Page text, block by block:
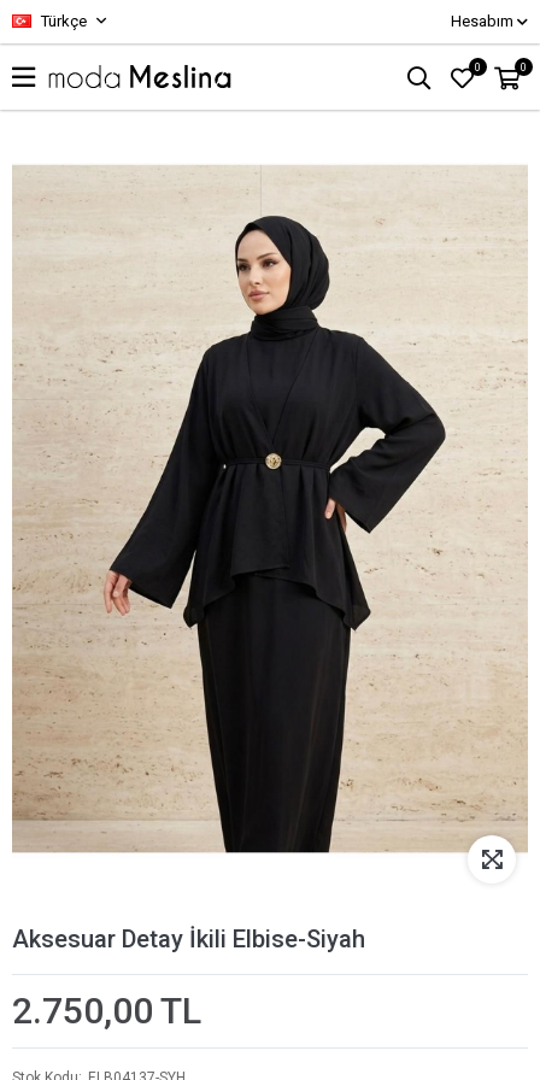
Türkçe Hesabım
0 0
Aksesuar Detay İkili Elbise-Siyah
2.750,00 TL